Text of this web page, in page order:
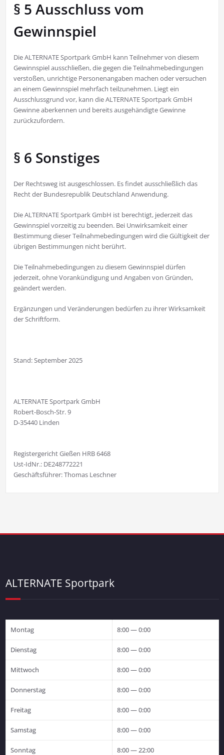
§ 5 Ausschluss vom
Gewinnspiel
Die ALTERNATE Sportpark GmbH kann Teilnehmer von diesem
Gewinnspiel ausschließen, die gegen die Teilnahmebedingungen
verstoßen, unrichtige Personenangaben machen oder versuchen
an einem Gewinnspiel mehrfach teilzunehmen. Liegt ein
Ausschlussgrund vor, kann die ALTERNATE Sportpark GmbH
Gewinne aberkennen und bereits ausgehändigte Gewinne
zurückzufordern.
§ 6 Sonstiges
Der Rechtsweg ist ausgeschlossen. Es findet ausschließlich das
Recht der Bundesrepublik Deutschland Anwendung.
Die ALTERNATE Sportpark GmbH ist berechtigt, jederzeit das
Gewinnspiel vorzeitig zu beenden. Bei Unwirksamkeit einer
Bestimmung dieser Teilnahmebedingungen wird die Gültigkeit der
übrigen Bestimmungen nicht berührt.
Die Teilnahmebedingungen zu diesem Gewinnspiel dürfen
jederzeit, ohne Vorankündigung und Angaben von Gründen,
geändert werden.
Ergänzungen und Veränderungen bedürfen zu ihrer Wirksamkeit
der Schriftform.
Stand: September 2025
ALTERNATE Sportpark GmbH
Robert-Bosch-Str. 9
D-35440 Linden
Registergericht Gießen HRB 6468
Ust-IdNr.: DE248772221
Geschäftsführer: Thomas Leschner
ALTERNATE Sportpark
Montag 8:00 — 0:00
Dienstag 8:00 — 0:00
Mittwoch 8:00 — 0:00
Donnerstag 8:00 — 0:00
Freitag 8:00 — 0:00
Samstag 8:00 — 0:00
Sonntag 8:00 — 22:00